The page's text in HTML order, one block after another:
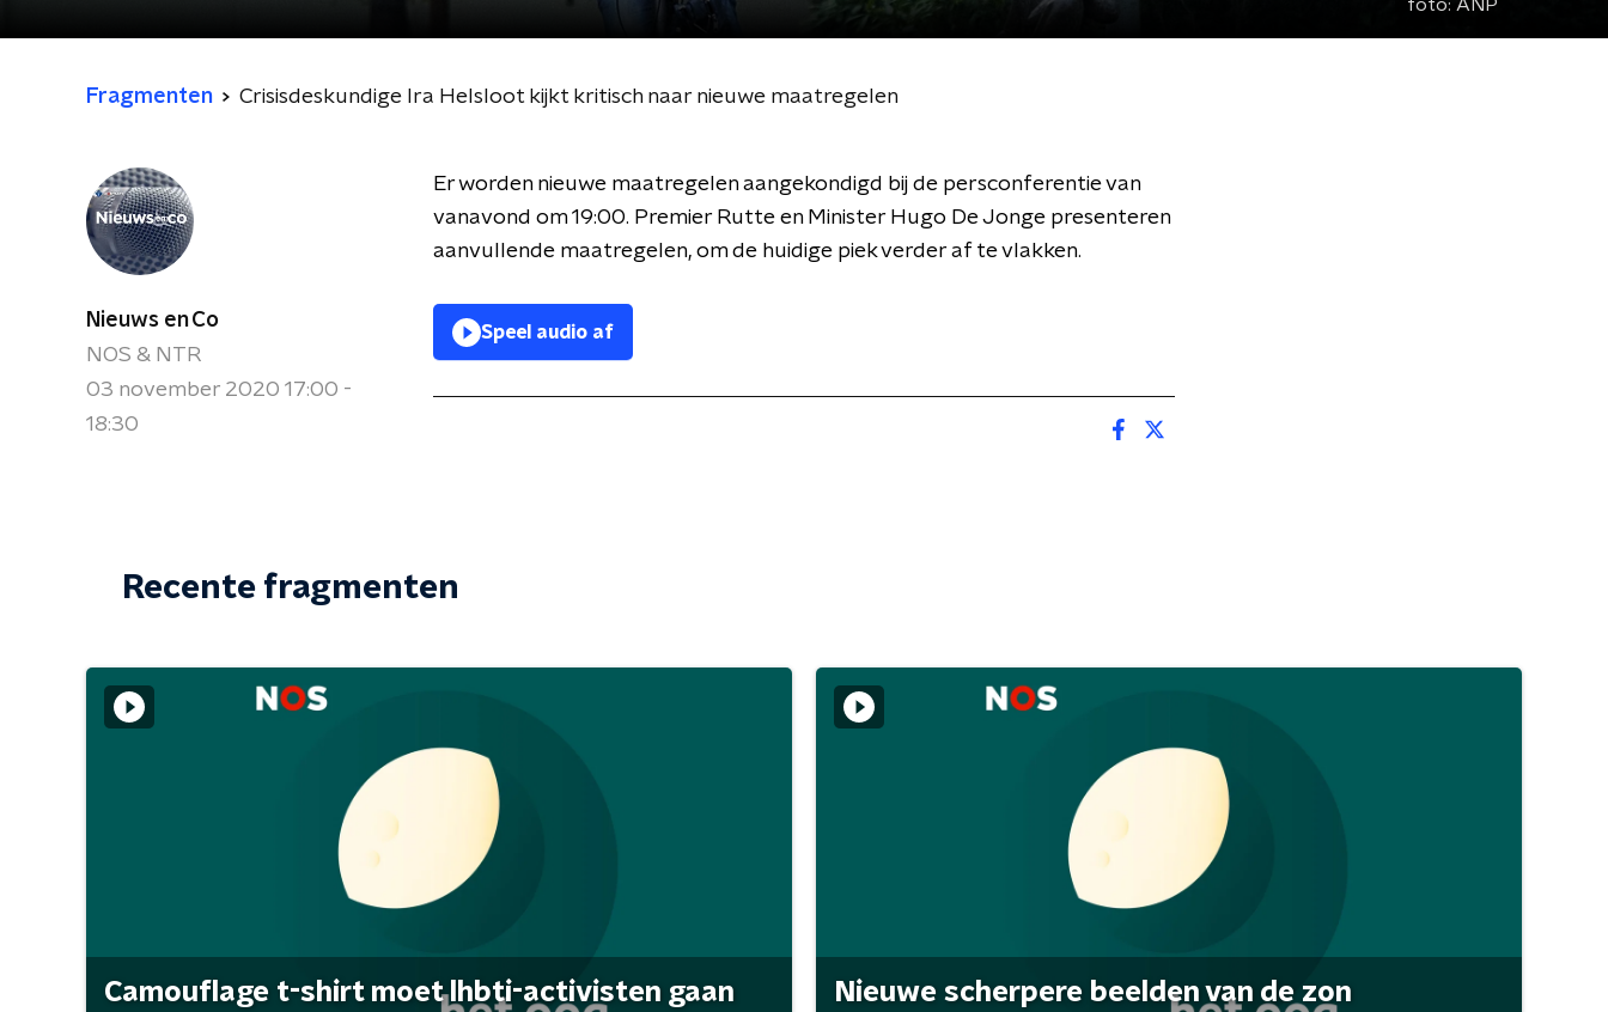
foto: ANP
Fragmenten Crisisdeskundige Ira Helsloot kijkt kritisch naar nieuwe maatregelen
Nieuws en Co
NOS & NTR
03 november 2020 17:00 -
18:30
Er worden nieuwe maatregelen aangekondigd bij de persconferentie van
vanavond om 19:00. Premier Rutte en Minister Hugo De Jonge presenteren
aanvullende maatregelen, om de huidige piek verder af te vlakken.
Speel audio af
Recente fragmenten
Camouflage t-shirt moet lhbti-activisten gaan
Nieuwe scherpere beelden van de zon